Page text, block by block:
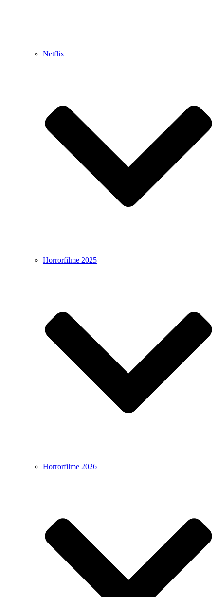
Netflix
Horrorfilme 2025
Horrorfilme 2026